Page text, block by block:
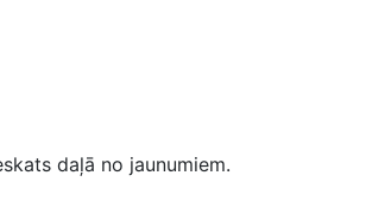
daļā no jaunumiem.